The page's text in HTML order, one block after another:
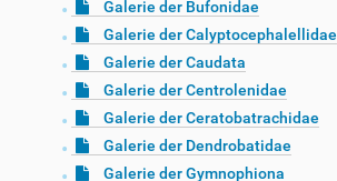
Galerie der Bufonidae
Galerie der Calyptocephalellidae
Galerie der Caudata
Galerie der Centrolenidae
Galerie der Ceratobatrachidae
Galerie der Dendrobatidae
Galerie der Gymnophiona